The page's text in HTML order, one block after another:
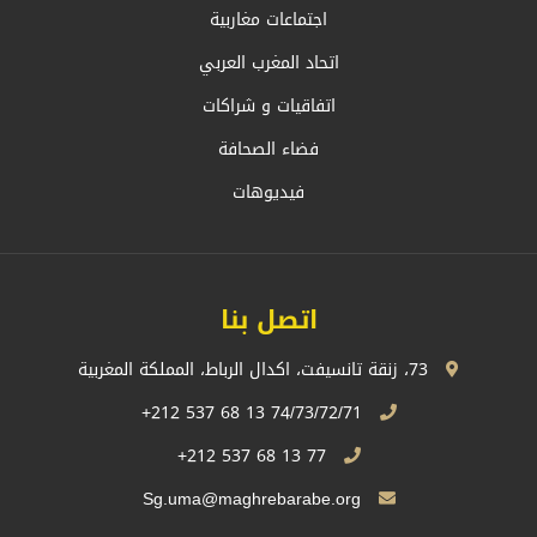
اجتماعات مغاربية
اتحاد المغرب العربي
اتفاقيات و شراكات
فضاء الصحافة
فيديوهات
اتصل بنا
77 13 68 537 212+